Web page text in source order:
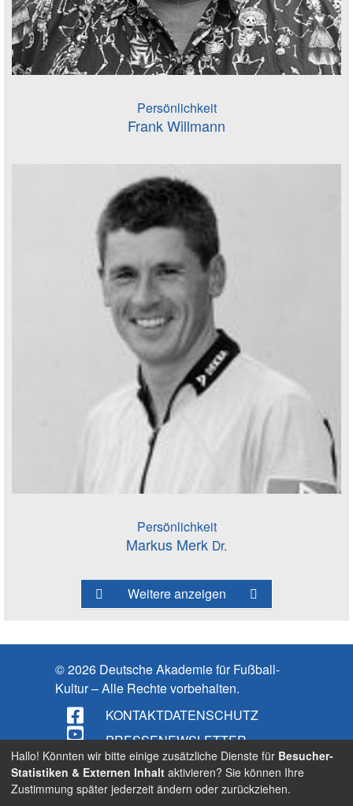
Persönlichkeit
Frank Willmann
Persönlichkeit
Markus Merk Dr.
Weitere anzeigen
© 2026 Deutsche Akademie für Fußball-
Kultur – Alle Rechte vorbehalten.
KONTAKTDATENSCHUTZ
PRESSENEWSLETTER
IMPRESSUM
BARRIEREFREIHEIT
Hallo! Könnten wir bitte einige zusätzliche Dienste für Besucher-
Statistiken & Externen Inhalt aktivieren? Sie können Ihre
Zustimmung später jederzeit ändern oder zurückziehen.